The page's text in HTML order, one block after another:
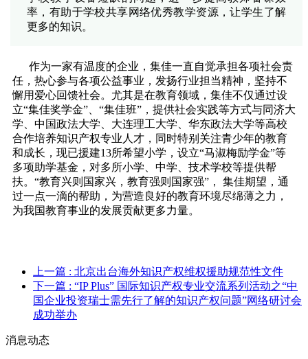
率，有助于学校共享网络优秀教学资源，让学生了解
更多的知识。
作为一家有温度的企业，集佳一直自觉承担各项社会责
任，热心参与各项公益事业，发扬行业担当精神，坚持不
懈用爱心回馈社会。尤其是在教育领域，集佳不仅通过设
立“集佳奖学金”、“集佳班”，提供社会实践等方式与同济大
学、中国政法大学、大连理工大学、华东政法大学等高校
合作培养知识产权专业人才，同时特别关注青少年的教育
和成长，现已援建13所希望小学，设立“马淑梅励学金”等
多项助学基金，对多所小学、中学、技术学校等提供帮
扶。“教育兴则国家兴，教育强则国家强”， 集佳期望，通
过一点一滴的帮助，为营造良好的教育环境尽绵薄之力，
为我国教育事业的发展贡献更多力量。
上一篇 : 北京出台海外知识产权维权援助规范性文件
下一篇 : “IP Plus” 国际知识产权专业交流系列活动之“中
国企业投资瑞士需先行了解的知识产权问题”网络研讨会
成功举办
消息动态